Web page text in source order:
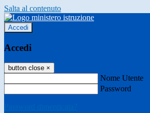
Salta al contenuto
Accedi
Accedi
button close ×
Nome Utente
Password